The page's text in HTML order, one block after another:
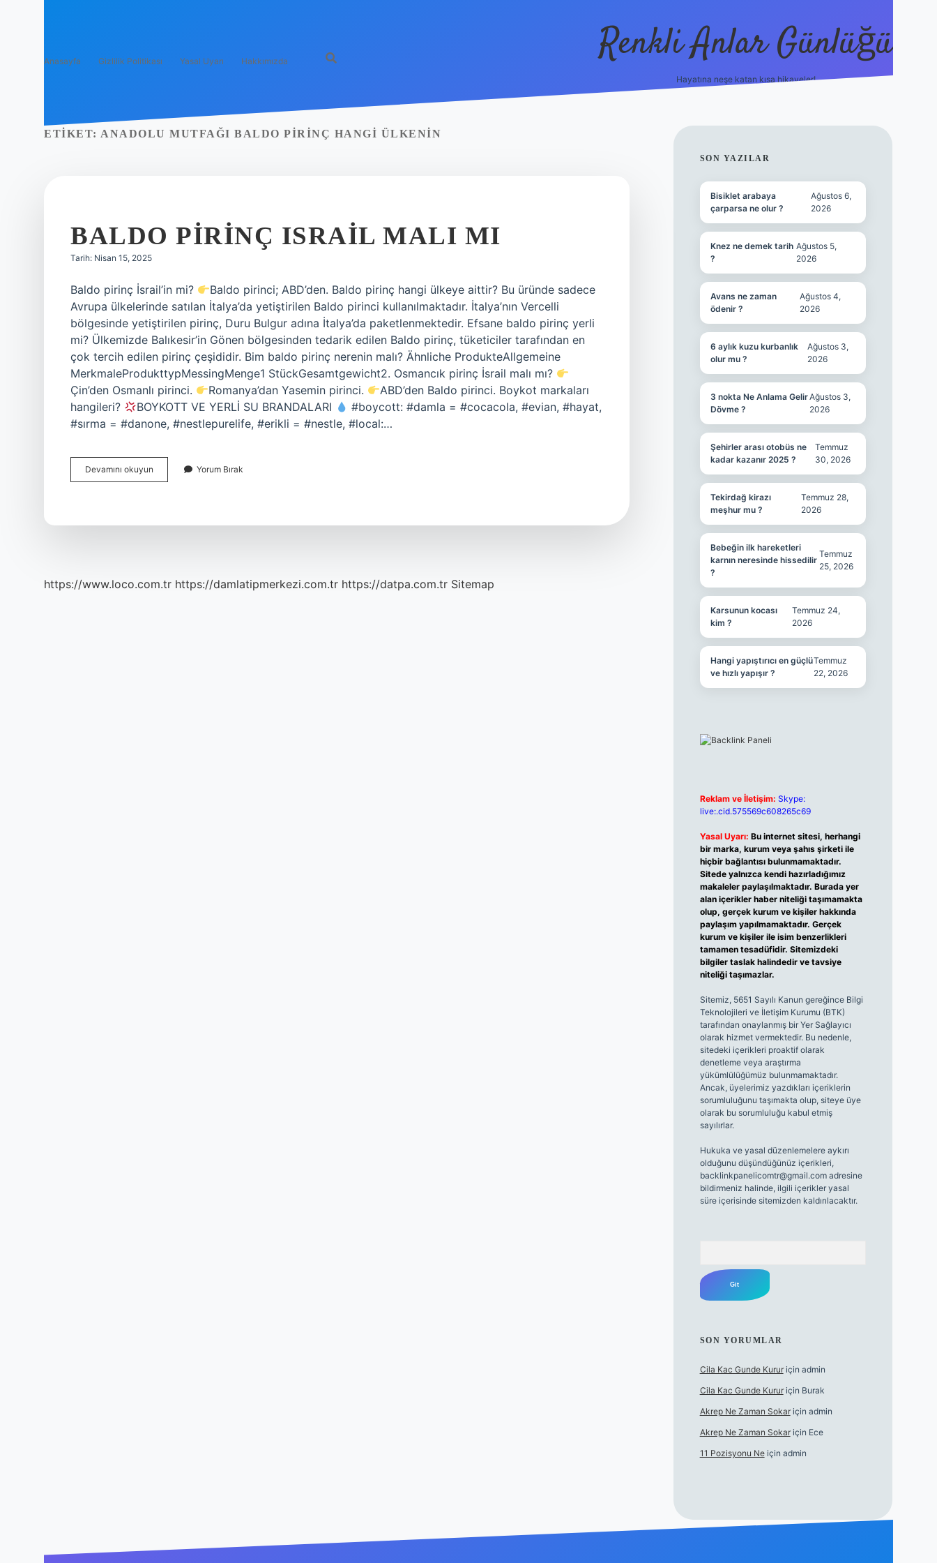
Anasayfa Gizlilik Politikası Yasal Uyarı Hakkımızda Renkli Anlar Günlüğü
Hayatına neşe katan kısa hikayeler!
ETIKET: ANADOLU MUTFAĞI BALDO PIRINÇ HANGI ÜLKENIN
BALDO PIRINÇ ISRAIL MALI MI
Tarih: Nisan 15, 2025
Baldo pirinç İsrail’in mi?
Baldo pirinci; ABD’den. Baldo pirinç hangi ülkeye aittir? Bu üründe sadece
Avrupa ülkelerinde satılan İtalya’da yetiştirilen Baldo pirinci kullanılmaktadır. İtalya’nın Vercelli
bölgesinde yetiştirilen pirinç, Duru Bulgur adına İtalya’da paketlenmektedir. Efsane baldo pirinç yerli
mi? Ülkemizde Balıkesir’in Gönen bölgesinden tedarik edilen Baldo pirinç, tüketiciler tarafından en
çok tercih edilen pirinç çeşididir. Bim baldo pirinç nerenin malı? Ähnliche ProdukteAllgemeine
MerkmaleProdukttypMessingMenge1 StückGesamtgewicht2. Osmancık pirinç İsrail malı mı?
Çin’den Osmanlı pirinci.
Romanya’dan Yasemin pirinci.
ABD’den Baldo pirinci. Boykot markaları
hangileri?
BOYKOTT VE YERLİ SU BRANDALARI
#boycott: #damla = #cocacola, #evian, #hayat,
#sırma = #danone, #nestlepurelife, #erikli = #nestle, #local:…
Devamını okuyun
Pirinç
Yorum Bırak
https://www.loco.com.tr https://damlatipmerkezi.com.tr https://datpa.com.tr Sitemap
SIDEBAR
SON YAZILAR
Bisiklet arabaya
çarparsa ne olur ?
Ağustos 6,
2026
Knez ne demek tarih
?
Ağustos 5,
2026
Avans ne zaman
ödenir ?
Ağustos 4,
2026
6 aylık kuzu kurbanlık
olur mu ?
Ağustos 3,
2026
3 nokta Ne Anlama Gelir
Dövme ?
Ağustos 3,
2026
Şehirler arası otobüs ne
kadar kazanır 2025 ?
Temmuz
30, 2026
Tekirdağ kirazı
meşhur mu ?
Temmuz 28,
2026
Bebeğin ilk hareketleri
karnın neresinde hissedilir
?
Temmuz
25, 2026
Karsunun kocası
kim ?
Temmuz 24,
2026
Hangi yapıştırıcı en güçlü
ve hızlı yapışır ?
Temmuz
22, 2026
Reklam ve İletişim: Skype:
live:.cid.575569c608265c69
Yasal Uyarı: Bu internet sitesi, herhangi
bir marka, kurum veya şahıs şirketi ile
hiçbir bağlantısı bulunmamaktadır.
Sitede yalnızca kendi hazırladığımız
makaleler paylaşılmaktadır. Burada yer
alan içerikler haber niteliği taşımamakta
olup, gerçek kurum ve kişiler hakkında
paylaşım yapılmamaktadır. Gerçek
kurum ve kişiler ile isim benzerlikleri
tamamen tesadüfidir. Sitemizdeki
bilgiler taslak halindedir ve tavsiye
niteliği taşımazlar.
Sitemiz, 5651 Sayılı Kanun gereğince Bilgi
Teknolojileri ve İletişim Kurumu (BTK)
tarafından onaylanmış bir Yer Sağlayıcı
olarak hizmet vermektedir. Bu nedenle,
sitedeki içerikleri proaktif olarak
denetleme veya araştırma
yükümlülüğümüz bulunmamaktadır.
Ancak, üyelerimiz yazdıkları içeriklerin
sorumluluğunu taşımakta olup, siteye üye
olarak bu sorumluluğu kabul etmiş
sayılırlar.
Hukuka ve yasal düzenlemelere aykırı
olduğunu düşündüğünüz içerikleri,
backlinkpanelicomtr@gmail.comadresine
bildirmeniz halinde, ilgili içerikler yasal
süre içerisinde sitemizden kaldırılacaktır.
SON YORUMLAR
Cila Kac Gunde Kururiçin admin
Cila Kac Gunde Kururiçin Burak
Akrep Ne Zaman Sokariçin admin
Akrep Ne Zaman Sokariçin Ece
11 Pozisyonu Neiçin admin
vdcasino güncel